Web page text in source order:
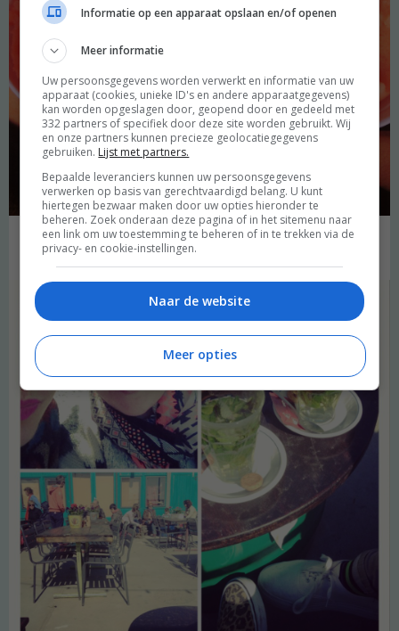
… oranje sorbetijs (bloedsinaasappel en meloen) …
Informatie op een apparaat opslaan en/of openen
Meer informatie
Uw persoonsgegevens worden verwerkt en informatie van uw
apparaat (cookies, unieke ID's en andere apparaatgegevens)
kan worden opgeslagen door, geopend door en gedeeld met
332 partners of specifiek door deze site worden gebruikt. Wij
en onze partners kunnen precieze geolocatiegegevens
gebruiken. Lijst met partners.
Bepaalde leveranciers kunnen uw persoonsgegevens
verwerken op basis van gerechtvaardigd belang. U kunt
hiertegen bezwaar maken door uw opties hieronder te
beheren. Zoek onderaan deze pagina of in het sitemenu naar
een link om uw toestemming te beheren of in te trekken via de
privacy- en cookie-instellingen.
Naar de website
Meer opties